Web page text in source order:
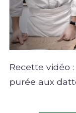
Recette vidéo
purée aux